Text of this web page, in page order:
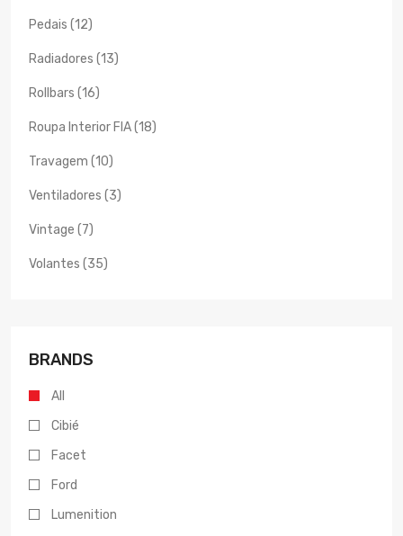
Pedais (12)
Radiadores (13)
Rollbars (16)
Roupa Interior FIA (18)
Travagem (10)
Ventiladores (3)
Vintage (7)
Volantes (35)
BRANDS
All
Cibié
Facet
Ford
Lumenition